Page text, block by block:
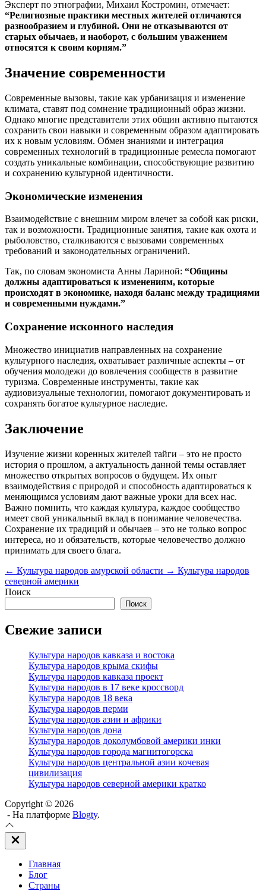
Эксперт по этнографии, Михаил Костромин, отмечает:
“Религиозные практики местных жителей отличаются
разнообразием и глубиной. Они не отказываются от
старых обычаев, и наоборот, с большим уважением
относятся к своим корням.”
Значение современности
Современные вызовы, такие как урбанизация и изменение
климата, ставят под сомнение традиционный образ жизни.
Однако многие представители этих общин активно пытаются
сохранить свои навыки и современным образом адаптировать
их к новым условиям. Обмен знаниями и интеграция
современных технологий в традиционные ремесла помогают
создать уникальные комбинации, способствующие развитию
и сохранению культурной идентичности.
Экономические изменения
Взаимодействие с внешним миром влечет за собой как риски,
так и возможности. Традиционные занятия, такие как охота и
рыболовство, сталкиваются с вызовами современных
требований и законодательных ограничений.
Так, по словам экономиста Анны Лариной: “Общины
должны адаптироваться к изменениям, которые
происходят в экономике, находя баланс между традициями
и современными нуждами.”
Сохранение исконного наследия
Множество инициатив направленных на сохранение
культурного наследия, охватывает различные аспекты – от
обучения молодежи до вовлечения сообществ в развитие
туризма. Современные инструменты, такие как
аудиовизуальные технологии, помогают документировать и
сохранять богатое культурное наследие.
Заключение
Изучение жизни коренных жителей тайги – это не просто
история о прошлом, а актуальность данной темы оставляет
множество открытых вопросов о будущем. Их опыт
взаимодействия с природой и способность адаптироваться к
меняющимся условиям дают важные уроки для всех нас.
Важно помнить, что каждая культура, каждое сообщество
имеет свой уникальный вклад в понимание человечества.
Сохранение их традиций и обычаев – это не только вопрос
интереса, но и обязательств, которые человечество должно
принимать для своего блага.
← Культура народов амурской области → Культура народов
северной америки
Поиск
Поиск
Свежие записи
Культура народов кавказа и востока
Культура народов крыма скифы
Культура народов кавказа проект
Культура народов в 17 веке кроссворд
Культура народов 18 века
Культура народов перми
Культура народов азии и африки
Культура народов дона
Культура народов доколумбовой америки инки
Культура народов города магнитогорска
Культура народов центральной азии кочевая
цивилизация
Культура народов северной америки кратко
Copyright © 2026
- На платформе Blogty.
Закрыть
вне
Главная
Блог
Страны